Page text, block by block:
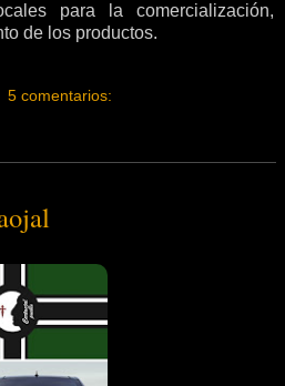
para la comercialización,
de los productos.
5 comentarios: